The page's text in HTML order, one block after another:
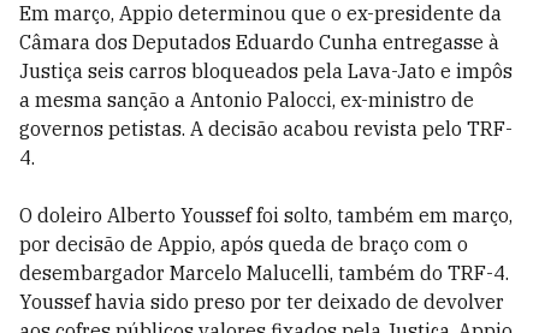
Em março, Appio determinou que o ex-presidente da
Câmara dos Deputados Eduardo Cunha entregasse à
Justiça seis carros bloqueados pela Lava-Jato e impôs
a mesma sanção a Antonio Palocci, ex-ministro de
governos petistas. A decisão acabou revista pelo TRF-
4.
O doleiro Alberto Youssef foi solto, também em março,
por decisão de Appio, após queda de braço com o
desembargador Marcelo Malucelli, também do TRF-4.
Youssef havia sido preso por ter deixado de devolver